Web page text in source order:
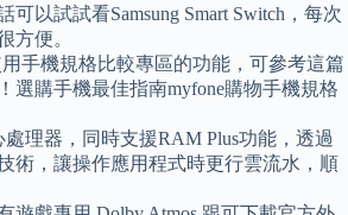
可以試試看Samsung Smart Switch，每次
方便。
手機規格比較專區的功能，可參考這篇
選購手機最佳指南myfone購物手機規格
理器，同時支援RAM Plus功能，透過
術，讓操作應用程式時更行雲流水，順